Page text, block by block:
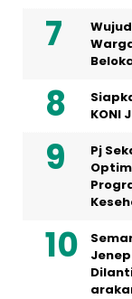
KONI
Pj